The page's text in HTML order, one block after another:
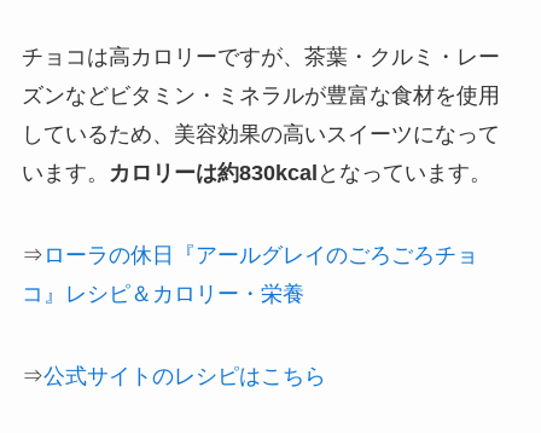
チョコは高カロリーですが、茶葉・クルミ・レー
ズンなどビタミン・ミネラルが豊富な食材を使用
しているため、美容効果の高いスイーツになって
います。
カロリーは約830kcal となっています。
⇒ ローラの休日『アールグレイのごろごろチョ
コ』レシピ＆カロリー・栄養
⇒公式サイトのレシピはこちら